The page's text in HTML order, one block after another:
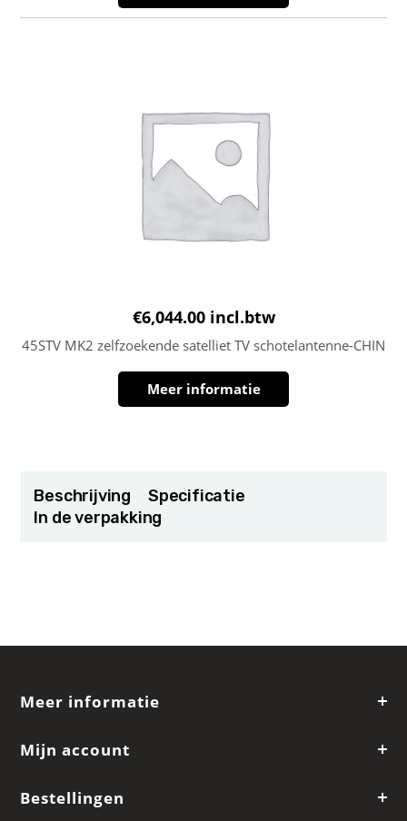
€6,044.00 incl.btw
45STV MK2 zelfzoekende satelliet TV schotelantenne-CHIN
Meer informatie
Beschrijving
Specificatie
In de verpakking
Meer informatie
Mijn account
Bestellingen